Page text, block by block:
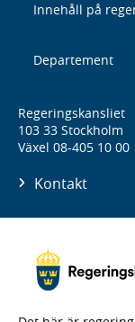
Innehåll på
Departement
Regeringskansliet
103 33 Stockholm
Växel 08-405 10 00
Kontakt